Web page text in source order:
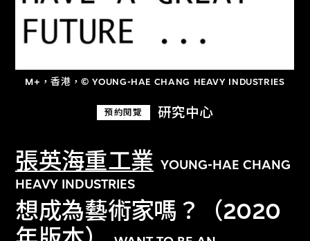
M+，香港，© YOUNG-HAE CHANG HEAVY INDUSTRIES
預約閱覽 研究中心
張英海重工業 YOUNG-HAE CHANG
HEAVY INDUSTRIES
想成為藝術家嗎？（2020
關於M+藏品
探索世界頂級的二十及二十一世紀視覺
文化藏品。